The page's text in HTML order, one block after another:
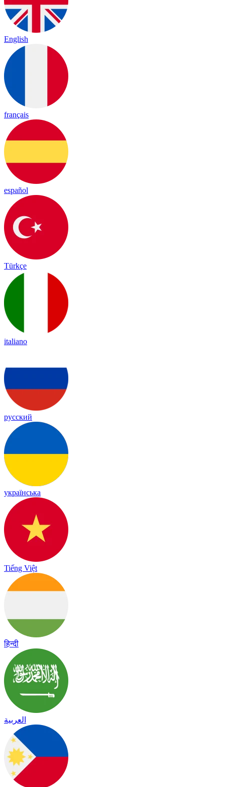
English
français
español
Türkçe
italiano
русский
українська
Tiếng Việt
हिन्दी
العربية